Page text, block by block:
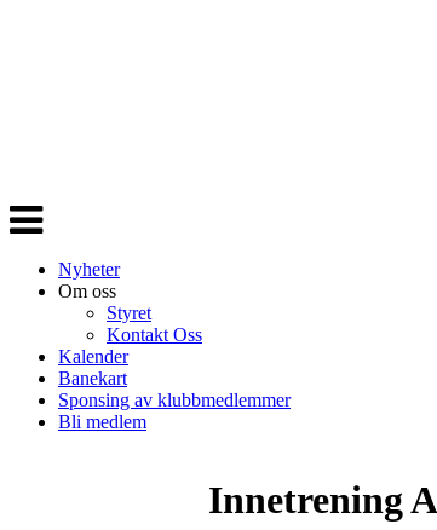
Veksle
navigasjon
Nyheter
Om oss
Styret
Kontakt Oss
Kalender
Banekart
Sponsing av klubbmedlemmer
Bli medlem
Innetrening